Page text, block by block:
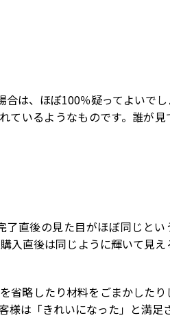
合は、ほぼ100％疑ってよいで
ているようなものです。誰が
直後の見た目がほぼ同じとい
入直後は同じように輝いて見
省略したり材料をごまかした
は「きれいになった」と満足